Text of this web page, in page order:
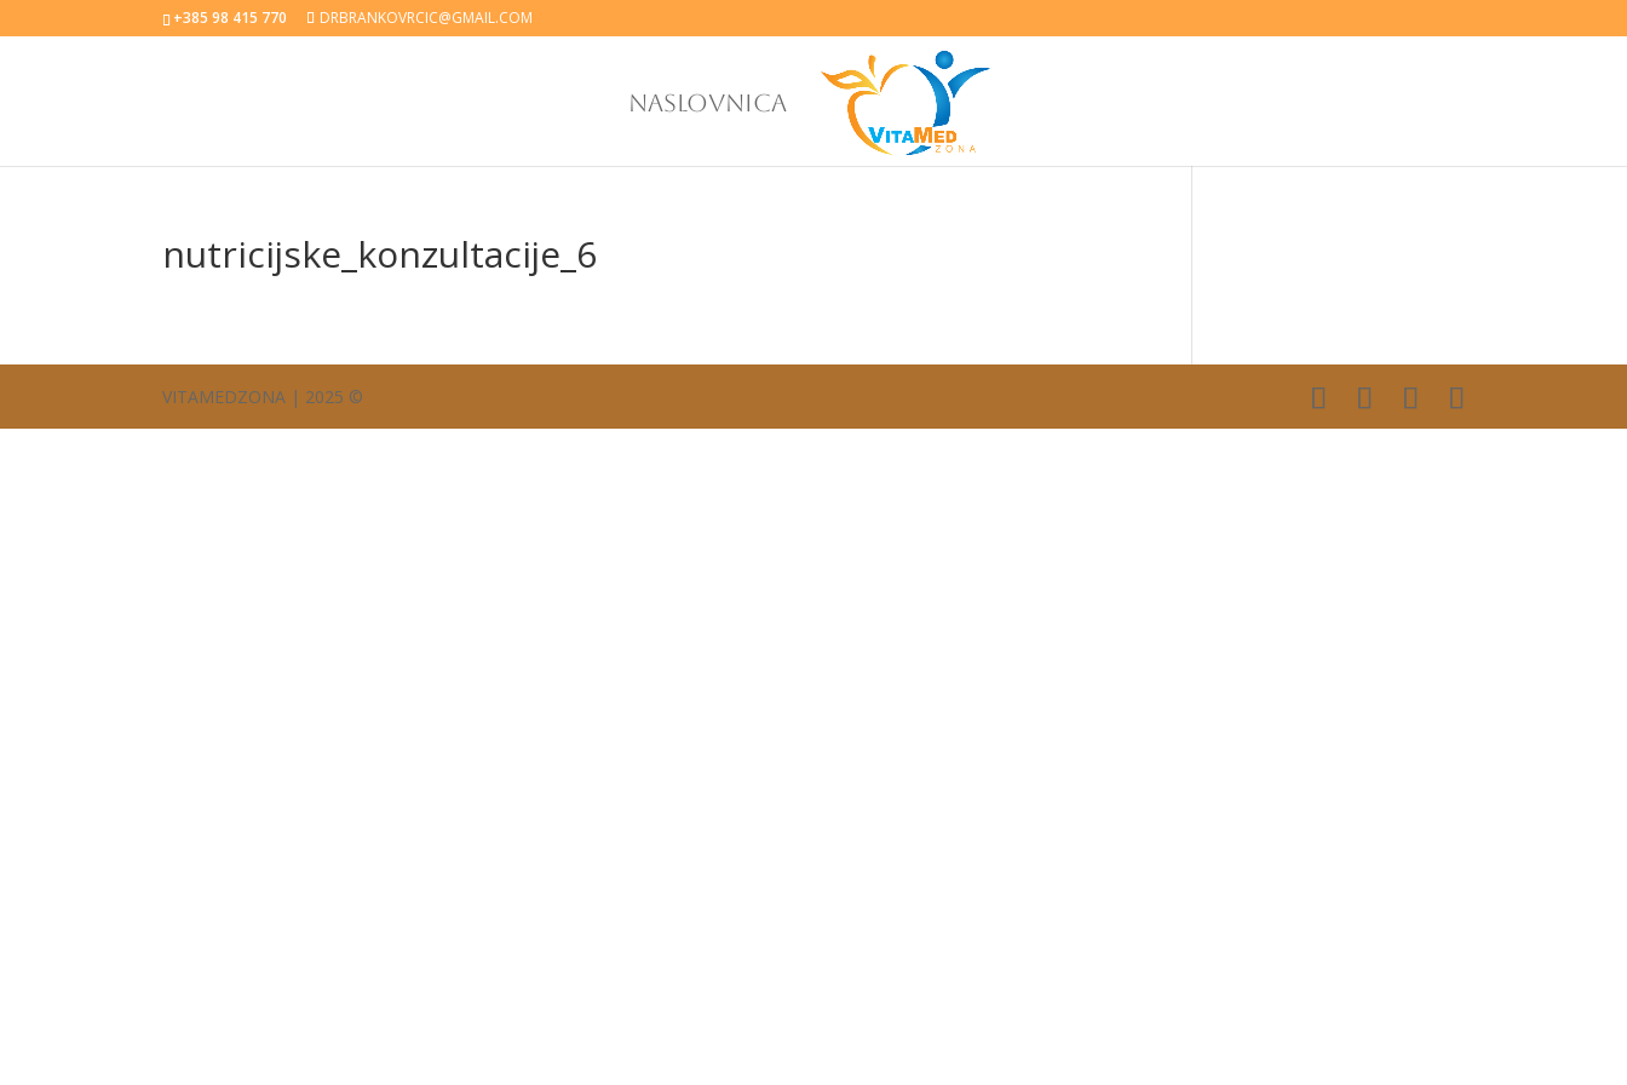
+385 98 415 770 DRBRANKOVRCIC@GMAIL.COM
NASLOVNICA
nutricijske_konzultacije_6
VITAMEDZONA | 2025 ©